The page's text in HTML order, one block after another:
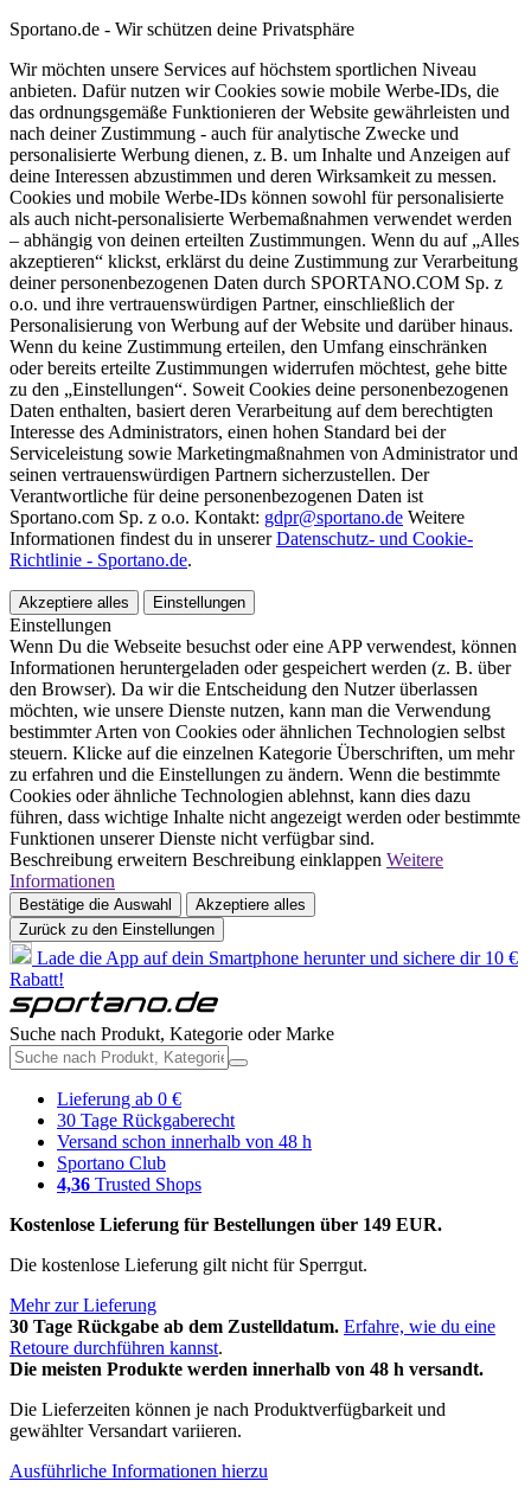
Sportano.de - Wir schützen deine Privatsphäre
Wir möchten unsere Services auf höchstem sportlichen Niveau
anbieten. Dafür nutzen wir Cookies sowie mobile Werbe-IDs, die
das ordnungsgemäße Funktionieren der Website gewährleisten und
nach deiner Zustimmung - auch für analytische Zwecke und
personalisierte Werbung dienen, z. B. um Inhalte und Anzeigen auf
deine Interessen abzustimmen und deren Wirksamkeit zu messen.
Cookies und mobile Werbe-IDs können sowohl für personalisierte
als auch nicht-personalisierte Werbemaßnahmen verwendet werden
– abhängig von deinen erteilten Zustimmungen. Wenn du auf „Alles
akzeptieren“ klickst, erklärst du deine Zustimmung zur Verarbeitung
deiner personenbezogenen Daten durch SPORTANO.COM Sp. z
o.o. und ihre vertrauenswürdigen Partner, einschließlich der
Personalisierung von Werbung auf der Website und darüber hinaus.
Wenn du keine Zustimmung erteilen, den Umfang einschränken
oder bereits erteilte Zustimmungen widerrufen möchtest, gehe bitte
zu den „Einstellungen“. Soweit Cookies deine personenbezogenen
Daten enthalten, basiert deren Verarbeitung auf dem berechtigten
Interesse des Administrators, einen hohen Standard bei der
Serviceleistung sowie Marketingmaßnahmen von Administrator und
seinen vertrauenswürdigen Partnern sicherzustellen. Der
Verantwortliche für deine personenbezogenen Daten ist
Sportano.com Sp. z o.o. Kontakt: gdpr@sportano.de Weitere
Informationen findest du in unsererDatenschutz- und Cookie-
Richtlinie - Sportano.de.
Akzeptiere alles Einstellungen
Einstellungen
Wenn Du die Webseite besuchst oder eine APP verwendest, können
Informationen heruntergeladen oder gespeichert werden (z. B. über
den Browser). Da wir die Entscheidung den Nutzer überlassen
möchten, wie unsere Dienste nutzen, kann man die Verwendung
bestimmter Arten von Cookies oder ähnlichen Technologien selbst
steuern. Klicke auf die einzelnen Kategorie Überschriften, um mehr
zu erfahren und die Einstellungen zu ändern. Wenn die bestimmte
Cookies oder ähnliche Technologien ablehnst, kann dies dazu
führen, dass wichtige Inhalte nicht angezeigt werden oder bestimmte
Funktionen unserer Dienste nicht verfügbar sind.
Beschreibung erweitern Beschreibung einklappen Weitere
Informationen
Bestätige die Auswahl
Akzeptiere alles
Zurück zu den Einstellungen
Lade die App auf dein Smartphone herunter und sichere dir 10 €
Rabatt!
Suche nach Produkt, Kategorie oder Marke
Lieferung ab 0 €
30 Tage Rückgaberecht
Versand schon innerhalb von 48 h
Sportano Club
4,36 Trusted Shops
Kostenlose Lieferung für Bestellungen über 149 EUR.
Die kostenlose Lieferung gilt nicht für Sperrgut.
Mehr zur Lieferung
30 Tage Rückgabe ab dem Zustelldatum. Erfahre, wie du eine
Retoure durchführen kannst.
Die meisten Produkte werden innerhalb von 48 h versandt.
Die Lieferzeiten können je nach Produktverfügbarkeit und
gewählter Versandart variieren.
Ausführliche Informationen hierzu